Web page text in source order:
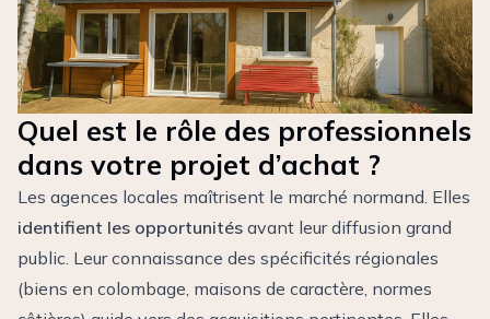
Quel est le rôle des professionnels
dans votre projet d’achat ?
Les agences locales maîtrisent le marché normand. Elles
identifient les opportunités avant leur diffusion grand
public. Leur connaissance des spécificités régionales
(biens en colombage, maisons de caractère, normes